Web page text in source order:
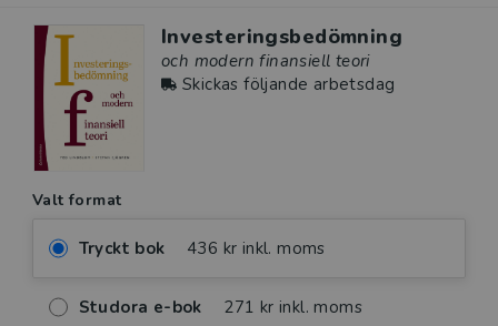
Investeringsbedömning
och modern finansiell teori
Skickas följande arbetsdag
Valt format
Tryckt bok 436 kr inkl. moms
Studora e-bok 271 kr inkl. moms